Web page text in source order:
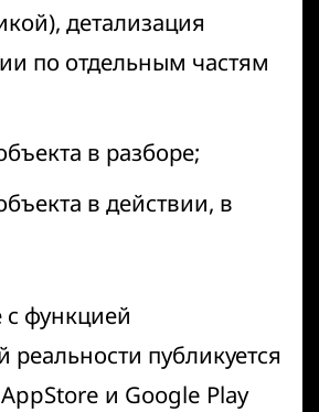
детализация
по отдельным частям
в разборе;
в действии, в
функцией
публикуется
и Google Play